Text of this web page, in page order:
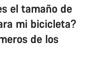
el tamaño de
mi bicicleta?
de los